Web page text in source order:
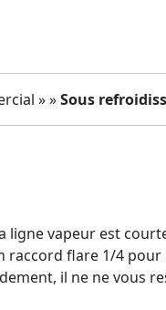
» »Sous
ligne vapeur est
raccord flare 1/4
il ne ne vous